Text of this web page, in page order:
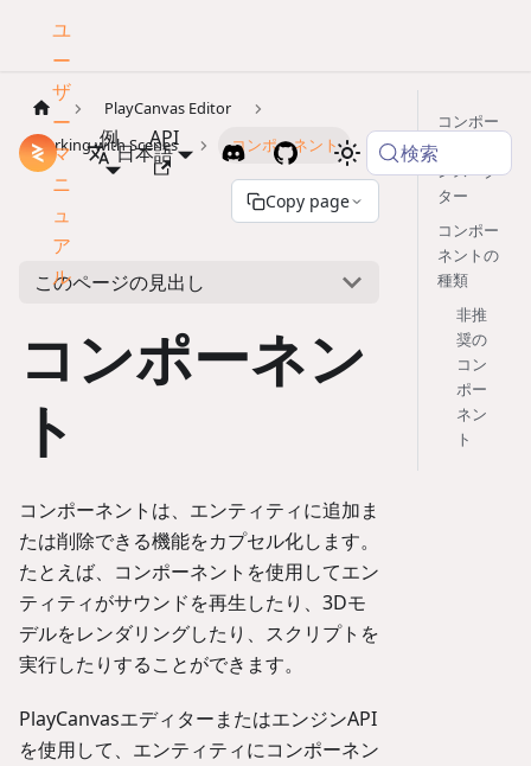
ドキュメント
ユ
ー
ザ
ー
マ
ニ
ュ
ア
ル
例 API
日本語 検索
PlayCanvas Editor
Working with Scenes
コンポーネント
Copy page
このページの見出し
コンポーネン
ト
コンポーネントは、エンティティに追加ま
たは削除できる機能をカプセル化します。
たとえば、コンポーネントを使用してエン
ティティがサウンドを再生したり、3Dモ
デルをレンダリングしたり、スクリプトを
実行したりすることができます。
PlayCanvasエディターまたはエンジンAPI
を使用して、エンティティにコンポーネン
コンポー
ンスペク
ター
コンポー
ネントの
種類
非推
奨の
コン
ポー
ネン
ト